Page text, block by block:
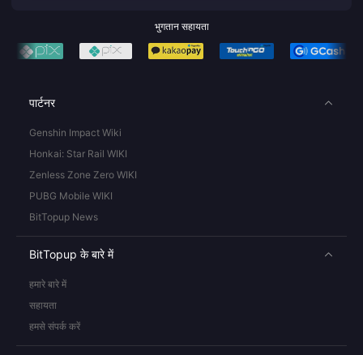
भुगतान सहायता
पार्टनर
Genshin Impact Wiki
Honkai: Star Rail WIKI
Zenless Zone Zero WIKI
PUBG Mobile WIKI
BitTopup News
BitTopup के बारे में
हमारे बारे में
सहायता
हमसे संपर्क करें